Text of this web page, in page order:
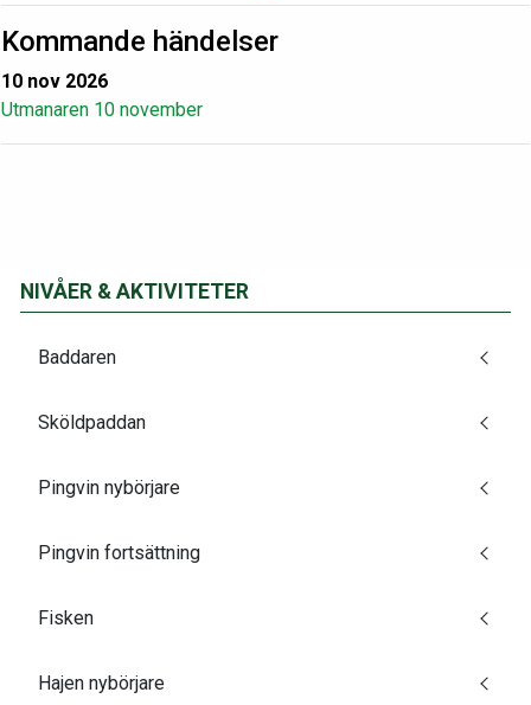
Kommande händelser
10 nov 2026
Utmanaren 10 november
NIVÅER & AKTIVITETER
Baddaren
Sköldpaddan
Pingvin nybörjare
Pingvin fortsättning
Fisken
Hajen nybörjare